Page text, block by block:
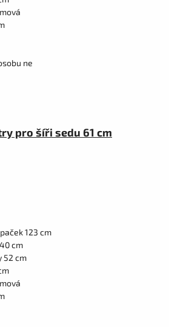
ne
pro šíři sedu 61 cm
123 cm
cm
52 cm